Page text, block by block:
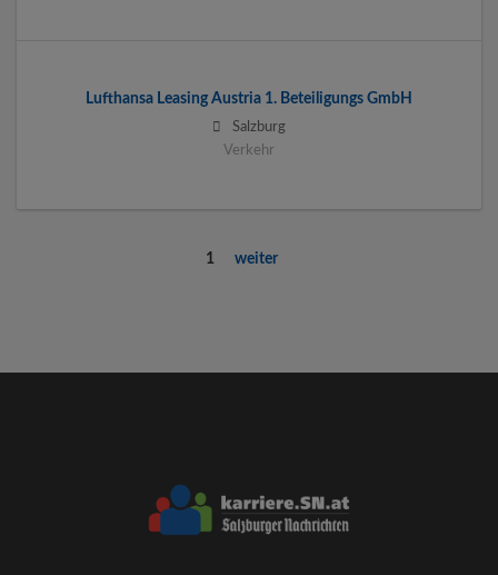
Lufthansa Leasing Austria 1. Beteiligungs GmbH
Salzburg
Verkehr
1 weiter